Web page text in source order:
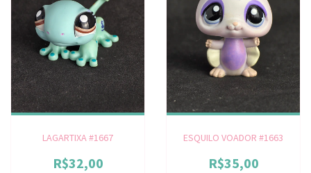
LAGARTIXA #1667
R$32,00
ESQUILO VOADOR #1663
R$35,00